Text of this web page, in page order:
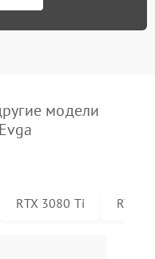
модели
RTX 3080 Ti RTX